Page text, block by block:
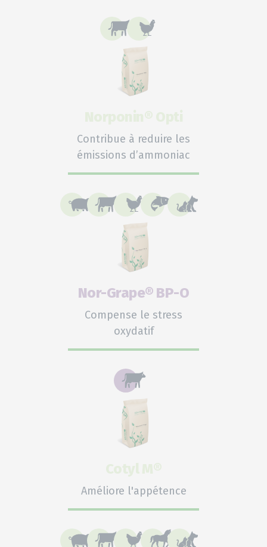
Contribue à reduire les
émissions d’ammoniac
Nor-Grape® BP-O
Compense le stress
oxydatif
Améliore l'appétence